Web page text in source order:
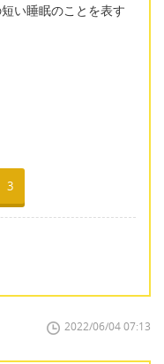
い睡眠のことを表す
3
2022/06/04 07:13